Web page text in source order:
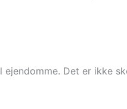
Det er ikke